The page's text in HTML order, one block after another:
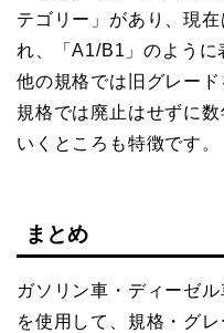
テゴリー」があり、現
れ、「A1/B1」のように
他の規格では旧グレー
規格では廃止はせずに
いくところも特徴です。
まとめ
ガソリン車・ディーゼ
を使用して、規格・グ